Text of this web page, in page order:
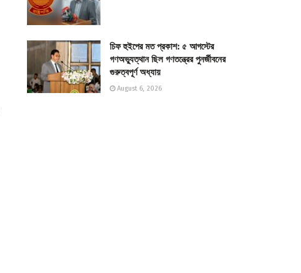
চিফ হুইপের মত প্রকাশ: ৫ আগস্টের
গণঅভ্যুত্থান ছিল গণতন্ত্রের পুনর্জীবনের
গুরুত্বপূর্ণ অধ্যায়
August 6, 2026